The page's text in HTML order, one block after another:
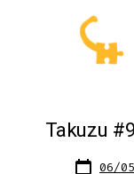
Takuzu
Date 06/